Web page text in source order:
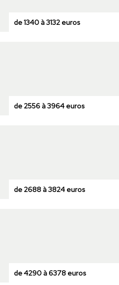
de 1340 à 3132 euros
de 2556 à 3964 euros
de 2688 à 3824 euros
de 4290 à 6378 euros